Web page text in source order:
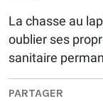
La chasse au
oublier ses
sanitaire
PARTAGER